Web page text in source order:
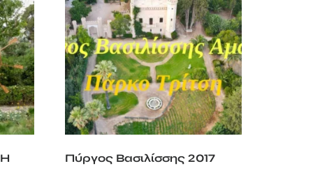
Πύργος Βασιλίσσης 2017